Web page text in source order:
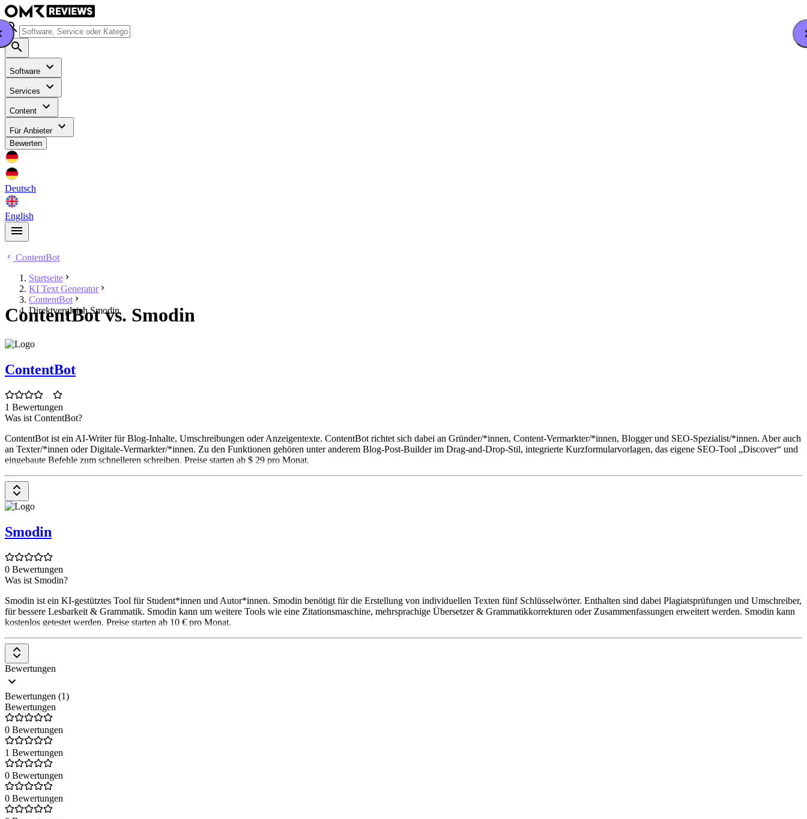
Software
Services
Content
Für Anbieter
Bewerten
Deutsch
English
ContentBot
Startseite
KI Text Generator
ContentBot
Direktvergleich Smodin
ContentBot vs. Smodin
ContentBot
1 Bewertungen
Was ist ContentBot?
ContentBot ist ein AI-Writer für Blog-Inhalte, Umschreibungen oder Anzeigentexte. ContentBot richtet sich dabei an Gründer/*innen, Content-Vermarkter/*innen, Blogger und SEO-Spezialist/*innen. Aber auch
an Texter/*innen oder Digitale-Vermarkter/*innen. Zu den Funktionen gehören unter anderem Blog-Post-Builder im Drag-and-Drop-Stil, integrierte Kurzformularvorlagen, das eigene SEO-Tool „Discover“ und
eingebaute Befehle zum schnelleren schreiben. Preise starten ab $ 29 pro Monat.
Smodin
0 Bewertungen
Was ist Smodin?
Smodin ist ein KI-gestütztes Tool für Student*innen und Autor*innen. Smodin benötigt für die Erstellung von individuellen Texten fünf Schlüsselwörter. Enthalten sind dabei Plagiatsprüfungen und Umschreiber,
für bessere Lesbarkeit & Grammatik. Smodin kann um weitere Tools wie eine Zitationsmaschine, mehrsprachige Übersetzer & Grammatikkorrekturen oder Zusammenfassungen erweitert werden. Smodin kann
kostenlos getestet werden. Preise starten ab 10 € pro Monat.
Bewertungen
Bewertungen (1)
Bewertungen
0 Bewertungen
1 Bewertungen
0 Bewertungen
0 Bewertungen